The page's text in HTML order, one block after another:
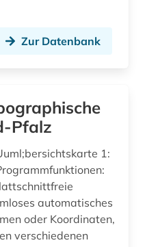
fid sozial- und kulturanthropologie (1)
Zur Datenbank
Pfalz
1:
automatisches
oder Koordinaten,
verschiedenen